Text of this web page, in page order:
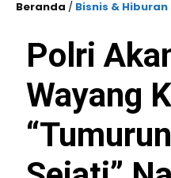
Beranda / Bisnis & Hiburan
Polri
Wayang